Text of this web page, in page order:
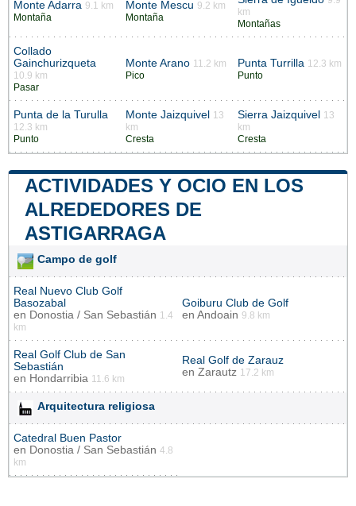
Monte Adarra 9.1 km
Montaña
Monte Mescu 9.2 km
Montaña
km
Montañas
Collado
Gainchurizqueta
10.9 km
Pasar
Monte Arano 11.2 km
Pico
Punta Turrilla 12.3 km
Punto
Punta de la Turulla
12.3 km
Punto
Monte Jaizquivel
13
km
Cresta
Sierra Jaizquivel
13
km
Cresta
ACTIVIDADES Y OCIO EN LOS
ALREDEDORES DE
ASTIGARRAGA
Campo de golf
Real Nuevo Club Golf
Basozabal
en Donostia / San Sebastián 1.4
km
Goiburu Club de Golf
en Andoain 9.8 km
Real Golf Club de San
Sebastián
en Hondarribia 11.6 km
Real Golf de Zarauz
en Zarautz 17.2 km
Arquitectura religiosa
Catedral Buen Pastor
en Donostia / San Sebastián 4.8
km